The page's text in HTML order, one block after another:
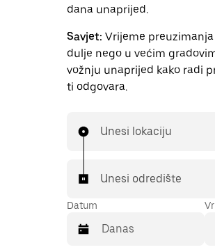
dana unaprijed.
Savjet: Vrijeme
dulje nego u većim
vožnju unaprijed kako radi
ti odgovara.
Unesi lokaciju
Unesi odredište
Datum